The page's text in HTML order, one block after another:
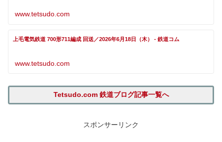
www.tetsudo.com
上毛電気鉄道 700形711編成 回送／2026年6月18日（木） - 鉄道コム
www.tetsudo.com
Tetsudo.com 鉄道ブログ記事一覧へ
スポンサーリンク